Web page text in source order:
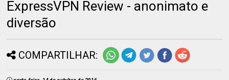
ExpressVPN Review - anonimato e
diversão
COMPARTILHAR: